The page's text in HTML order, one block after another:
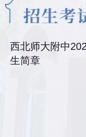
西北师大附中
生简章